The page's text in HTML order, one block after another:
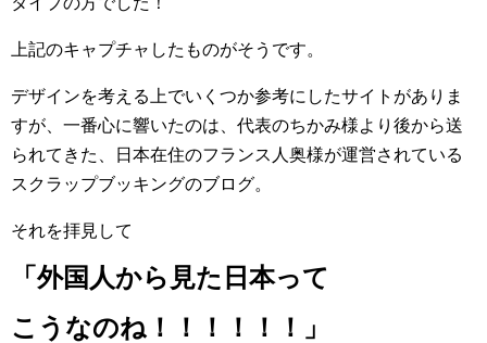
上記のキャプチャしたものがそうです。
デザインを考える上でいくつか参考にしたサイトがありま
すが、一番心に響いたのは、代表のちかみ様より後から送
られてきた、日本在住のフランス人奥様が運営されている
スクラップブッキングのブログ。
それを拝見して
「外国人から見た日本って
こうなのね！！！！！！」